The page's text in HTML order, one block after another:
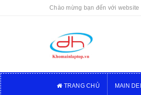
Chào mừng bạn đến với website
TRANG CHỦ MAIN